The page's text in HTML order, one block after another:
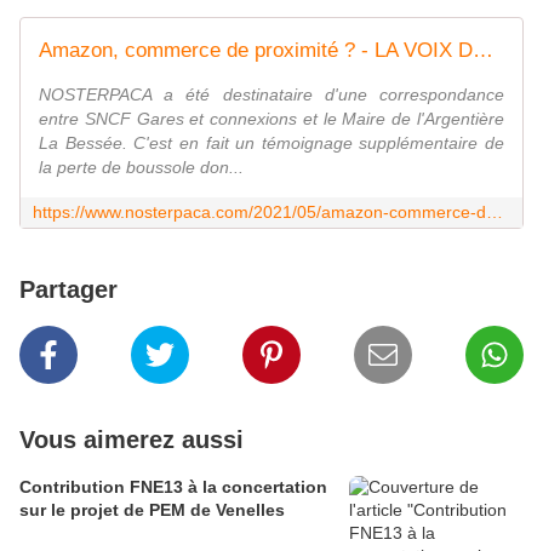
Amazon, commerce de proximité ? - LA VOIX DE NOSTERPACA
NOSTERPACA a été destinataire d'une correspondance
entre SNCF Gares et connexions et le Maire de l'Argentière
La Bessée. C'est en fait un témoignage supplémentaire de
la perte de boussole don...
Partager
Vous aimerez aussi
Contribution FNE13 à la concertation
sur le projet de PEM de Venelles